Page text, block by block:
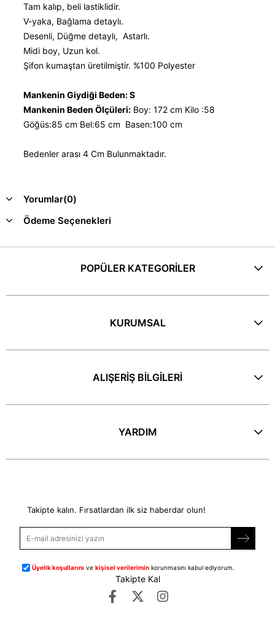
Tam kalıp, beli lastiklidir.
V-yaka, Bağlama detaylı.
Desenli, Düğme detaylı, Astarlı.
Midi boy, Uzun kol.
Şifon kumaştan üretilmiştir. %100 Polyester
Mankenin Giydiği Beden: S
Mankenin Beden Ölçüleri: Boy: 172 cm Kilo :58
Göğüs:85 cm Bel:65 cm Basen:100 cm
Bedenler arası 4 Cm Bulunmaktadır.
Yorumlar(0)
Ödeme Seçenekleri
POPÜLER KATEGORİLER
KURUMSAL
ALIŞERİŞ BİLGİLERİ
YARDIM
Takipte kalın. Fırsatlardan ilk siz haberdar olun!
Üyelik koşullarını vekişisel verilerimin korunmasını kabul ediyorum.
Takipte Kal